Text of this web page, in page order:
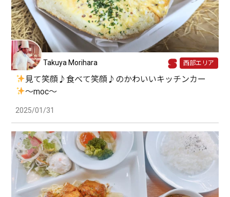
Takuya Morihara 西部エリア
見て笑顔♪食べて笑顔♪のかわいいキッチンカー
〜moc〜
2025/01/31